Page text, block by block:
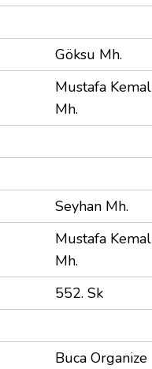
Göksu Mh.
Mustafa Kemal
Mh.
Seyhan Mh.
Mustafa Kemal
Mh.
552. Sk
Buca Organize